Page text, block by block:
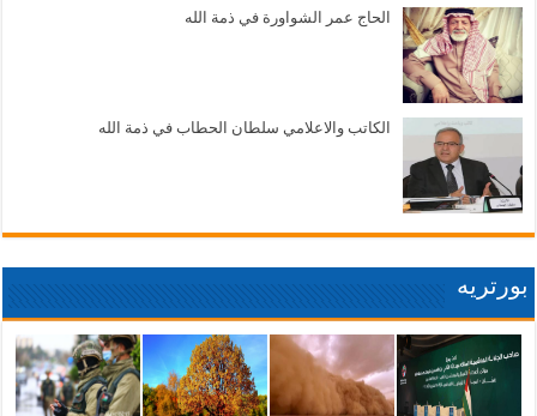
الحاج عمر الشواورة في ذمة الله
الكاتب والاعلامي سلطان الحطاب في ذمة الله
بورتريه